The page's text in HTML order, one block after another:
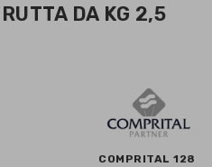
DA KG 2,5
COMPRITAL 128